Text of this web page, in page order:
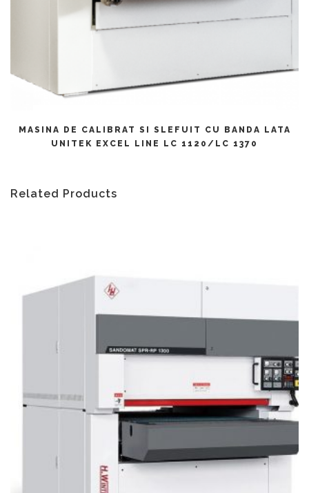
MASINA DE CALIBRAT SI SLEFUIT CU BANDA LATA
UNITEK EXCEL LINE LC 1120/LC 1370
Related Products